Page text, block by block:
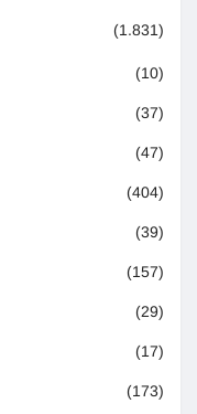
(1.831)
(10)
(37)
(47)
(404)
(39)
(157)
(29)
(17)
(173)